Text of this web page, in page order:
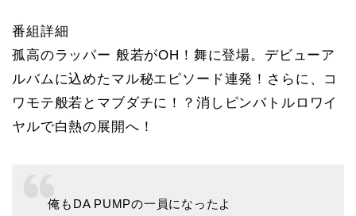
番組詳細
孤高のラッパー 般若がOH！舞に登場。デビューア
ルバムに込めたマル秘エピソード連発！さらに、コ
ワモテ般若とマブダチに！？消しピンバトルロワイ
ヤルで白熱の展開へ！
俺もDA PUMPの一員になったよ